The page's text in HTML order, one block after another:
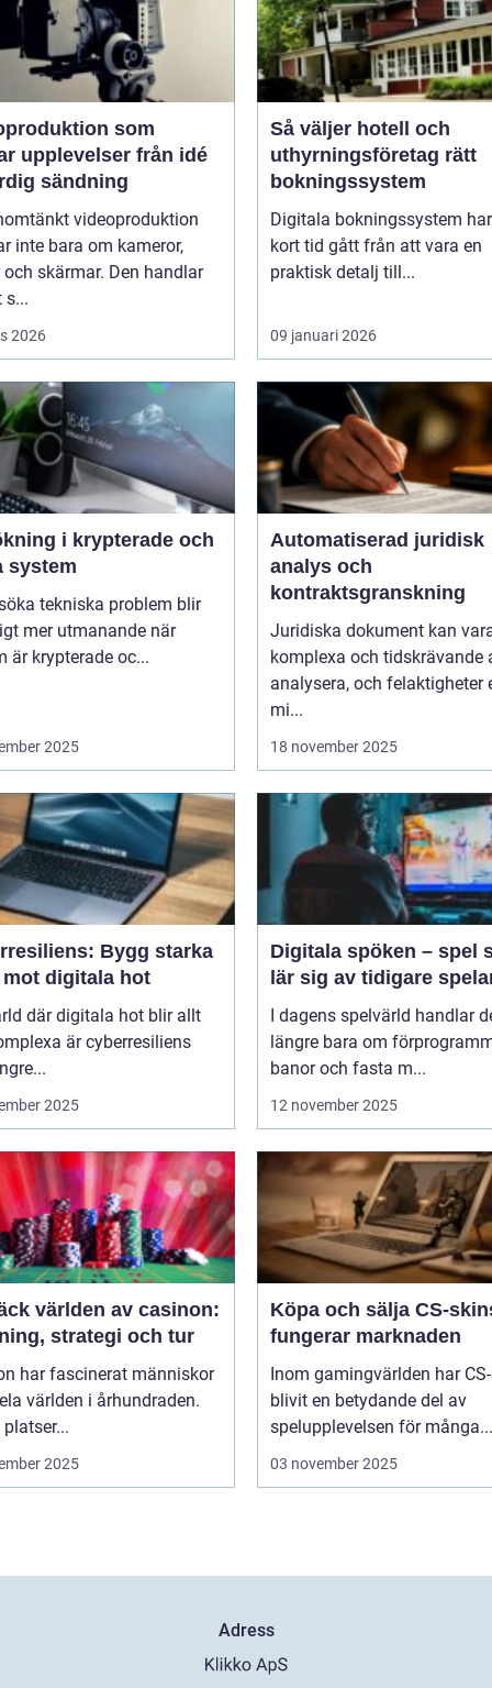
som
från idé
sändning
videoproduktion
inte bara om kameror,
skärmar. Den handlar
s...
2026
Så väljer hotell och
uthyrningsföretag rätt
bokningssystem
Digitala bokningssystem
kort tid gått från att vara en
praktisk detalj till...
09 januari 2026
i krypterade och
system
tekniska problem blir
mer utmanande när
är krypterade oc...
2025
Automatiserad juridisk
analys och
kontraktsgranskning
Juridiska dokument kan
komplexa och tidskrävande
analysera, och felaktigheter
mi...
18 november 2025
Bygg starka
mot digitala hot
där digitala hot blir allt
är cyberresiliens
2025
Digitala spöken – spel
lär sig av tidigare
I dagens spelvärld handlar
längre bara om
banor och fasta m...
12 november 2025
världen av casinon:
strategi och tur
har fascinerat människor
världen i århundraden.
2025
Köpa och sälja CS-
fungerar marknaden
Inom gamingvärlden har
blivit en betydande del av
spelupplevelsen för många...
03 november 2025
Adress